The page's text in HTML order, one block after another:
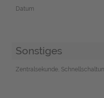
Datum
Sonstiges
Zentralsekunde,